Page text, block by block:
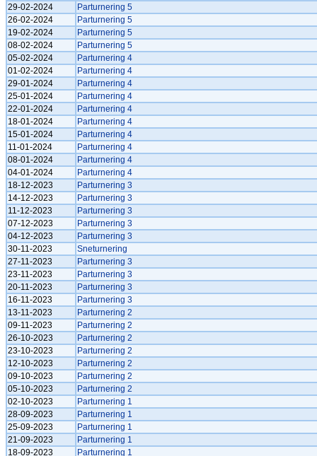
29-02-2024
Parturnering 5
26-02-2024
Parturnering 5
19-02-2024
Parturnering 5
08-02-2024
Parturnering 5
05-02-2024
Parturnering 4
01-02-2024
Parturnering 4
29-01-2024
Parturnering 4
25-01-2024
Parturnering 4
22-01-2024
Parturnering 4
18-01-2024
Parturnering 4
15-01-2024
Parturnering 4
11-01-2024
Parturnering 4
08-01-2024
Parturnering 4
04-01-2024
Parturnering 4
18-12-2023
Parturnering 3
14-12-2023
Parturnering 3
11-12-2023
Parturnering 3
07-12-2023
Parturnering 3
04-12-2023
Parturnering 3
30-11-2023
Sneturnering
27-11-2023
Parturnering 3
23-11-2023
Parturnering 3
20-11-2023
Parturnering 3
16-11-2023
Parturnering 3
13-11-2023
Parturnering 2
09-11-2023
Parturnering 2
26-10-2023
Parturnering 2
23-10-2023
Parturnering 2
12-10-2023
Parturnering 2
09-10-2023
Parturnering 2
05-10-2023
Parturnering 2
02-10-2023
Parturnering 1
28-09-2023
Parturnering 1
25-09-2023
Parturnering 1
21-09-2023
Parturnering 1
18-09-2023
Parturnering 1